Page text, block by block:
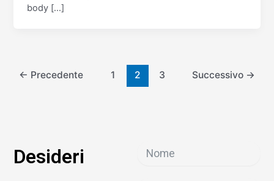
body […]
← Precedente 1 2 3 Successivo →
Desideri